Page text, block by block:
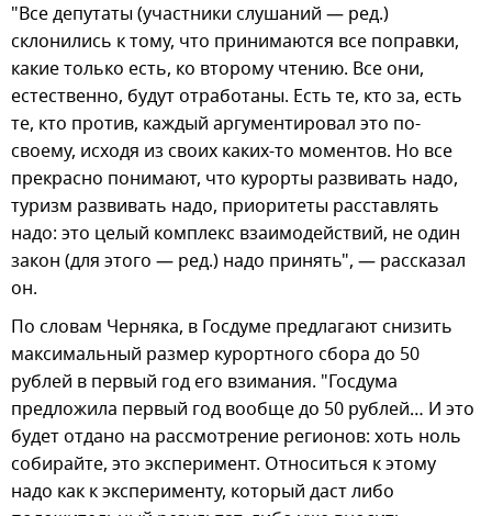
"Все депутаты (участники слушаний — ред.)
склонились к тому, что принимаются все поправки,
какие только есть, ко второму чтению. Все они,
естественно, будут отработаны. Есть те, кто за, есть
те, кто против, каждый аргументировал это по-
своему, исходя из своих каких-то моментов. Но все
прекрасно понимают, что курорты развивать надо,
туризм развивать надо, приоритеты расставлять
надо: это целый комплекс взаимодействий, не один
закон (для этого — ред.) надо принять", — рассказал
он.
По словам Черняка, в Госдуме предлагают снизить
максимальный размер курортного сбора до 50
рублей в первый год его взимания. "Госдума
предложила первый год вообще до 50 рублей… И это
будет отдано на рассмотрение регионов: хоть ноль
собирайте, это эксперимент. Относиться к этому
надо как к эксперименту, который даст либо